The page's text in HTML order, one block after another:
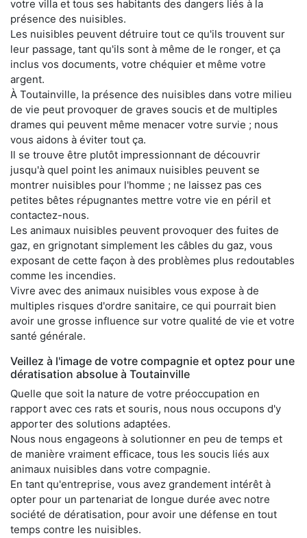
votre villa et tous ses habitants des dangers liés à la
présence des nuisibles.
Les nuisibles peuvent détruire tout ce qu'ils trouvent sur
leur passage, tant qu'ils sont à même de le ronger, et ça
inclus vos documents, votre chéquier et même votre
argent.
À Toutainville, la présence des nuisibles dans votre milieu
de vie peut provoquer de graves soucis et de multiples
drames qui peuvent même menacer votre survie ; nous
vous aidons à éviter tout ça.
Il se trouve être plutôt impressionnant de découvrir
jusqu'à quel point les animaux nuisibles peuvent se
montrer nuisibles pour l'homme ; ne laissez pas ces
petites bêtes répugnantes mettre votre vie en péril et
contactez-nous.
Les animaux nuisibles peuvent provoquer des fuites de
gaz, en grignotant simplement les câbles du gaz, vous
exposant de cette façon à des problèmes plus redoutables
comme les incendies.
Vivre avec des animaux nuisibles vous expose à de
multiples risques d'ordre sanitaire, ce qui pourrait bien
avoir une grosse influence sur votre qualité de vie et votre
santé générale.
Veillez à l'image de votre compagnie et optez pour une
dératisation absolue à Toutainville
Quelle que soit la nature de votre préoccupation en
rapport avec ces rats et souris, nous nous occupons d'y
apporter des solutions adaptées.
Nous nous engageons à solutionner en peu de temps et
de manière vraiment efficace, tous les soucis liés aux
animaux nuisibles dans votre compagnie.
En tant qu'entreprise, vous avez grandement intérêt à
opter pour un partenariat de longue durée avec notre
société de dératisation, pour avoir une défense en tout
temps contre les nuisibles.